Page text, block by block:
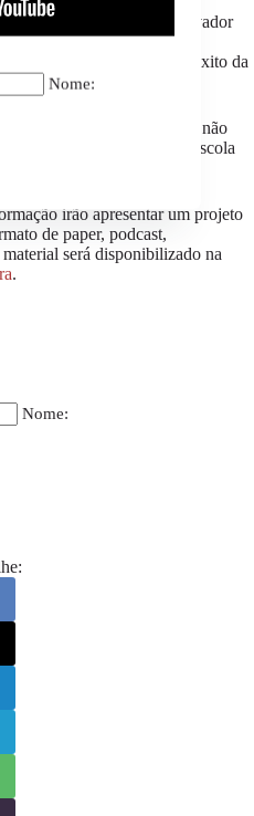
Nome:
moradora da cidade de Salvador
além das professoras, a
foi fundamental para o êxito da
da tecnologia e da distância não
desse curso. Vida longa à Escola
irão apresentar um projeto
de paper, podcast,
será disponibilizado na
.
Nome: